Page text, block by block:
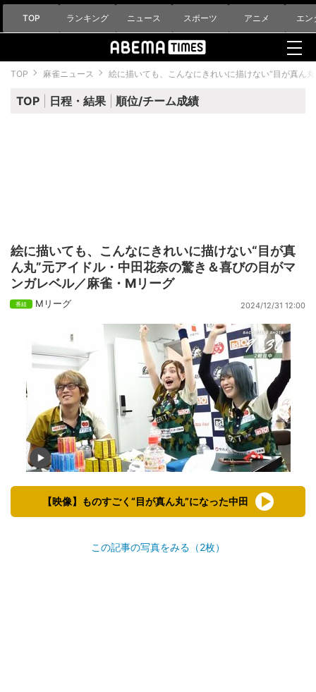
TOP ランキング ニュース スポーツ アニメ エン
TOP 麻雀ニュース 絵に描いても、こんなにきれいに描けない“目が真ん
TOP 日程・結果 順位/チーム成績
絵に描いても、こんなにきれいに描けない“目が真
ん丸”元アイドル・中田花奈の驚き＆喜びの目がマ
ンガレベル／麻雀・Mリーグ
Mリーグ 2024/12/31 12:00
【映像】ものすごく“目が真ん丸”になった中田
この記事の写真をみる（2枚）